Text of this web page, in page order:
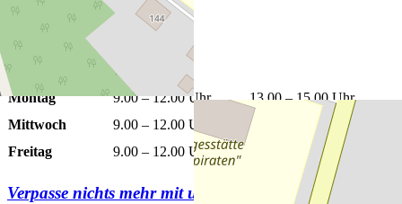
+−
Leaflet
© OpenStreetMap
Öffnungszeiten
Montag 9.00 – 12.00 Uhr
13.00 – 15.00 Uhr
Mittwoch
9.00 – 12.00 Uhr
13.00 – 15.00 Uhr
Freitag
9.00 – 12.00 Uhr
Verpasse nichts mehr mit unserem
Newsletter